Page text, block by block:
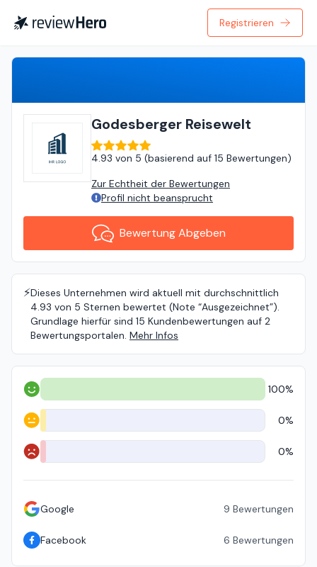
Registrieren
Godesberger Reisewelt
4.93 von 5 (basierend auf 15 Bewertungen)
Zur Echtheit der Bewertungen
Profil nicht beansprucht
Bewertung Abgeben
⚡️Dieses Unternehmen wird aktuell mit durchschnittlich
4.93 von 5 Sternen bewertet (Note “Ausgezeichnet”).
Grundlage hierfür sind 15 Kundenbewertungen auf 2
Bewertungsportalen. Mehr Infos
Positiv 100%
Neutral 0%
Negativ 0%
Google 9 Bewertungen
Facebook 6 Bewertungen